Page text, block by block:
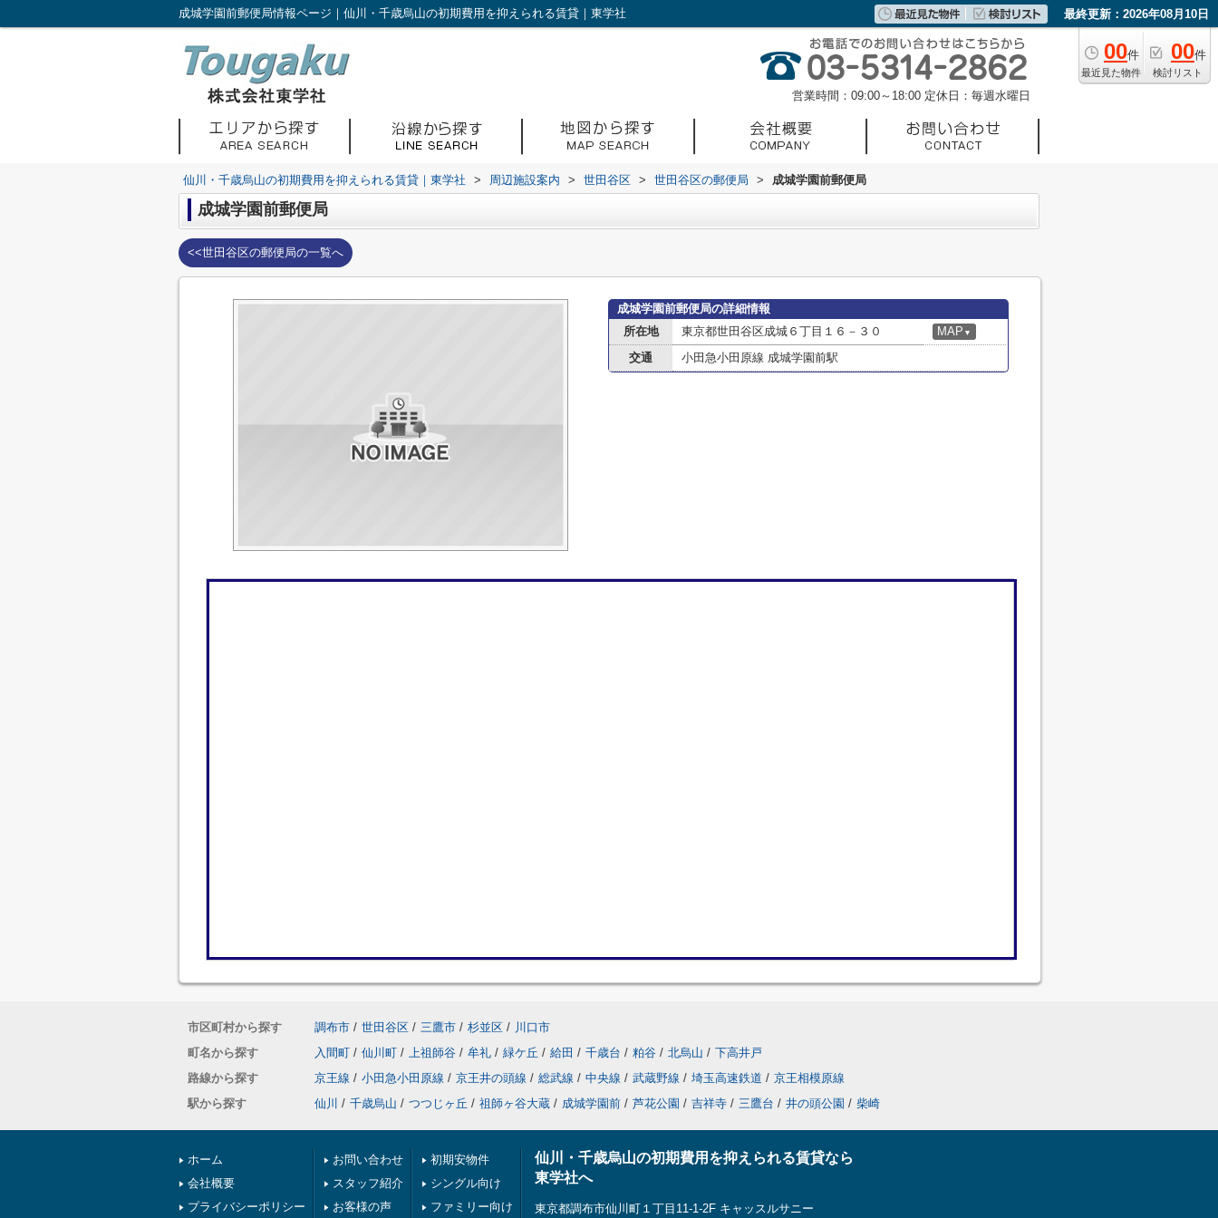
成城学園前郵便局情報ページ｜仙川・千歳烏山の初期費用を抑えられる賃貸｜東学社 最終更新：2026年08月10日
00件
最近見た物件
00件
検討リスト
営業時間：09:00～18:00 定休日：毎週水曜日
仙川・千歳烏山の初期費用を抑えられる賃貸｜東学社 > 周辺施設案内 > 世田谷区 > 世田谷区の郵便局 > 成城学園前郵便局
成城学園前郵便局
<<世田谷区の郵便局の一覧へ
成城学園前郵便局の詳細情報
所在地
東京都世田谷区成城６丁目１６－３０ MAP ▼
交通 小田急小田原線 成城学園前駅
市区町村から探す 調布市 / 世田谷区 / 三鷹市 / 杉並区 / 川口市
町名から探す
入間町 / 仙川町 / 上祖師谷 / 牟礼 / 緑ケ丘 / 給田 / 千歳台 / 粕谷 / 北烏山 / 下高井戸
路線から探す
京王線 / 小田急小田原線 / 京王井の頭線 / 総武線 / 中央線 / 武蔵野線 / 埼玉高速鉄道 / 京王相模原線
駅から探す
仙川 / 千歳烏山 / つつじヶ丘 / 祖師ヶ谷大蔵 / 成城学園前 / 芦花公園 / 吉祥寺 / 三鷹台 / 井の頭公園 / 柴崎
ホーム
会社概要
プライバシーポリシー
お問い合わせ
スタッフ紹介
お客様の声
初期安物件
シングル向け
ファミリー向け
仙川・千歳烏山の初期費用を抑えられる賃貸なら
東学社へ
東京都調布市仙川町１丁目11-1-2F キャッスルサニー